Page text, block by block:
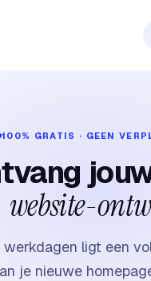
100% GRATIS · GEEN
website-
werkdagen ligt een
je nieuwe